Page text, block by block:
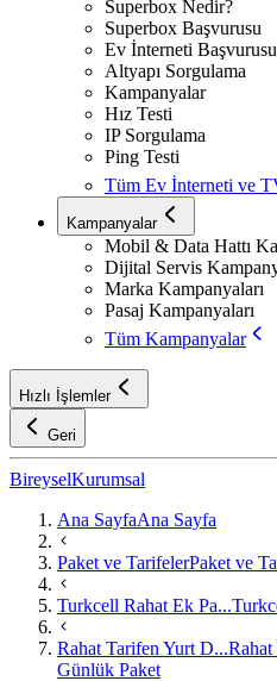
Superbox Nedir?
Superbox Başvurusu
Ev İnterneti Başvurusu
Altyapı Sorgulama
Kampanyalar
Hız Testi
IP Sorgulama
Ping Testi
Tüm Ev İnterneti ve
Kampanyalar
Mobil & Data Hattı
Dijital Servis
Marka Kampanyaları
Pasaj Kampanyaları
Tüm Kampanyalar
Hızlı İşlemler
Geri
BireyselKurumsal
Ana SayfaAna Sayfa
Paket ve TarifelerPaket ve
Turkcell Rahat Ek Pa...
Rahat Tarifen Yurt D...Rahat
Günlük Paket